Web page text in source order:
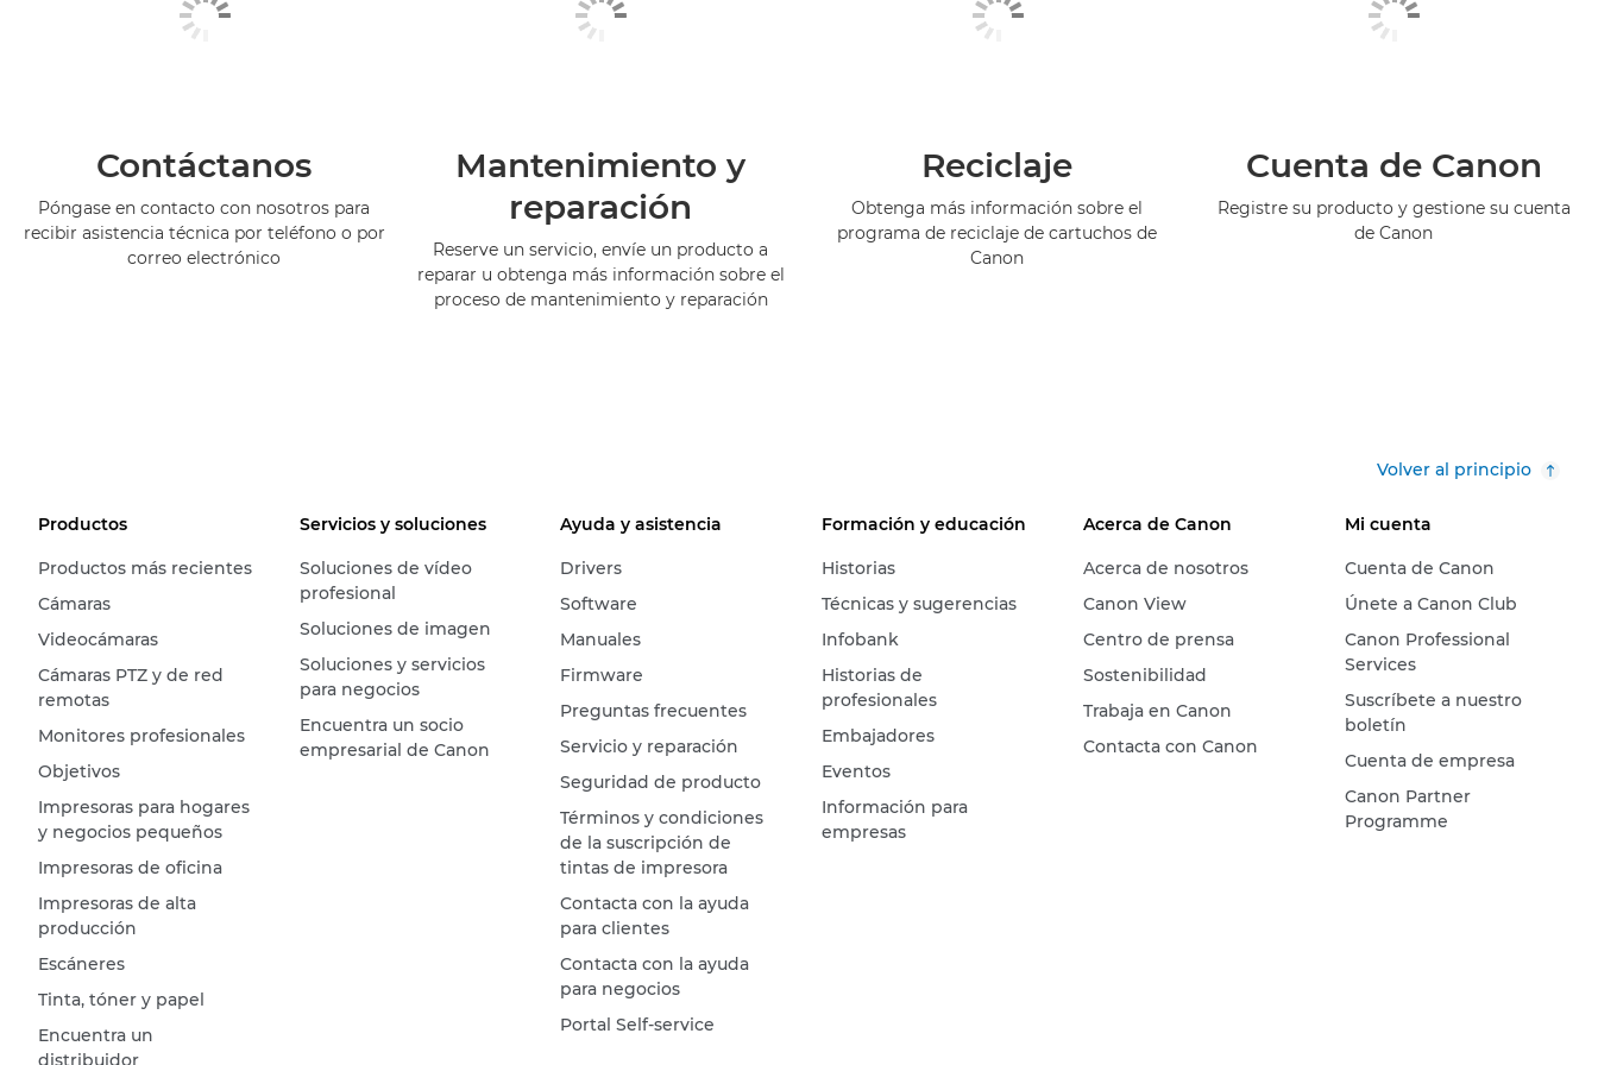
Contáctanos
Póngase en contacto con nosotros para
recibir asistencia técnica por teléfono o por
correo electrónico
Mantenimiento y
reparación
Reserve un servicio, envíe un producto a
reparar u obtenga más información sobre el
proceso de mantenimiento y reparación
Reciclaje
Obtenga más información sobre el
programa de reciclaje de cartuchos de
Canon
Cuenta de Canon
Registre su producto y gestione su cuenta
de Canon
Volver al principio
Productos
Productos más recientes
Cámaras
Videocámaras
Cámaras PTZ y de red
remotas
Monitores profesionales
Objetivos
Impresoras para hogares
y negocios pequeños
Impresoras de oficina
Impresoras de alta
producción
Escáneres
Tinta, tóner y papel
Encuentra un
distribuidor
Servicios y soluciones
Soluciones de vídeo
profesional
Soluciones de imagen
Soluciones y servicios
para negocios
Encuentra un socio
empresarial de Canon
Ayuda y asistencia
Drivers
Software
Manuales
Firmware
Preguntas frecuentes
Servicio y reparación
Seguridad de producto
Términos y condiciones
de la suscripción de
tintas de impresora
Contacta con la ayuda
para clientes
Contacta con la ayuda
para negocios
Portal Self-service
Formación y educación
Historias
Técnicas y sugerencias
Infobank
Historias de
profesionales
Embajadores
Eventos
Información para
empresas
Acerca de Canon
Acerca de nosotros
Canon View
Centro de prensa
Sostenibilidad
Trabaja en Canon
Contacta con Canon
Mi cuenta
Cuenta de Canon
Únete a Canon Club
Canon Professional
Services
Suscríbete a nuestro
boletín
Cuenta de empresa
Canon Partner
Programme